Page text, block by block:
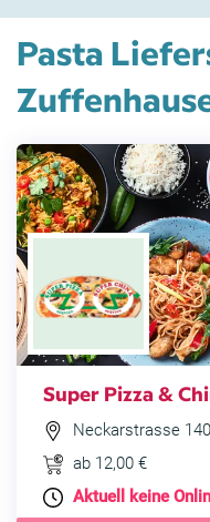
Pasta
Super Pizza &
Neckarstrasse
ab 12,00 €
Aktuell keine